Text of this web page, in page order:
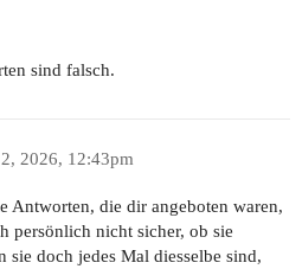
sind falsch.
2026, 12:43pm
Antworten, die dir angeboten waren,
persönlich nicht sicher, ob sie
sie doch jedes Mal diesselbe sind,